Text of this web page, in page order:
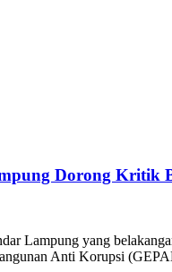
Dorong Kritik
Lampung yang
Anti Korupsi